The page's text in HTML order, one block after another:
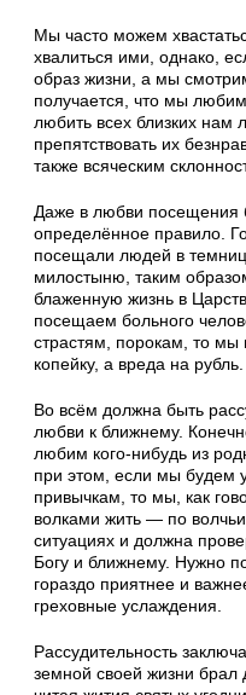
Мы часто можем
хвалиться ими, однако,
образ жизни, а мы
получается, что мы
любить всех близких
препятствовать их
также всяческим
Даже в любви посещения
определённое правило.
посещали людей в
милостыню, таким
блаженную жизнь в
посещаем больного
страстям, порокам, то мы
копейку, а вреда на рубль.
Во всём должна быть
любви к ближнему.
любим кого-нибудь из
при этом, если мы будем
привычкам, то мы, как
волками жить — по
ситуациях и должна
Богу и ближнему. Нужно
гораздо приятнее и
греховные услаждения.
Рассудительность
земной своей жизни брал